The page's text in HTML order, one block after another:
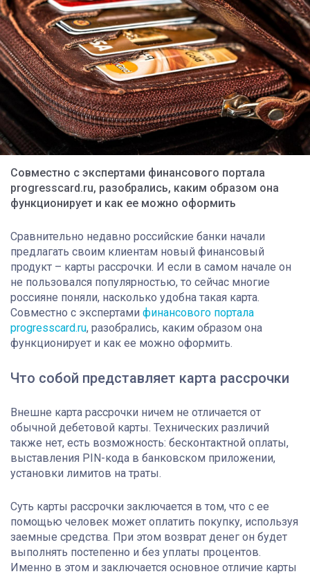
Совместно с экспертами финансового портала
progresscard.ru, разобрались, каким образом она
функционирует и как ее можно оформить
Сравнительно недавно российские банки начали
предлагать своим клиентам новый финансовый
продукт – карты рассрочки. И если в самом начале он
не пользовался популярностью, то сейчас многие
россияне поняли, насколько удобна такая карта.
Совместно с экспертами финансового портала
progresscard.ru, разобрались, каким образом она
функционирует и как ее можно оформить.
Что собой представляет карта рассрочки
Внешне карта рассрочки ничем не отличается от
обычной дебетовой карты. Технических различий
также нет, есть возможность: бесконтактной оплаты,
выставления PIN-кода в банковском приложении,
установки лимитов на траты.
Суть карты рассрочки заключается в том, что с ее
помощью человек может оплатить покупку, используя
заемные средства. При этом возврат денег он будет
выполнять постепенно и без уплаты процентов.
Именно в этом и заключается основное отличие карты